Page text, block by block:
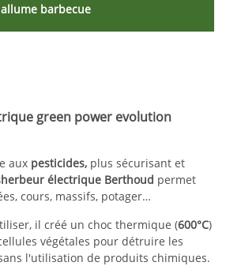
barbecue
green power evolution
aux pesticides, plus sécurisant et
électrique Berthoud permet
cours, massifs, potager…
il créé un choc thermique (600°C)
végétales pour détruire les
l'utilisation de produits chimiques.